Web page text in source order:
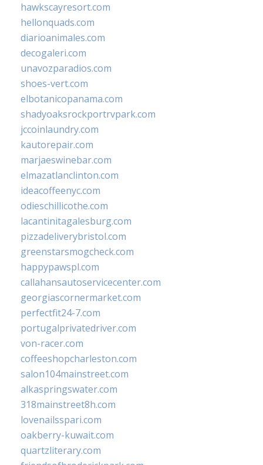
hawkscayresort.com
hellonquads.com
diarioanimales.com
decogaleri.com
unavozparadios.com
shoes-vert.com
elbotanicopanama.com
shadyoaksrockportrvpark.com
jccoinlaundry.com
kautorepair.com
marjaeswinebar.com
elmazatlanclinton.com
ideacoffeenyc.com
odieschillicothe.com
lacantinitagalesburg.com
pizzadeliverybristol.com
greenstarsmogcheck.com
happypawspl.com
callahansautoservicecenter.com
georgiascornermarket.com
perfectfit24-7.com
portugalprivatedriver.com
von-racer.com
coffeeshopcharleston.com
salon104mainstreet.com
alkaspringswater.com
318mainstreet8h.com
lovenailsspari.com
oakberry-kuwait.com
quartzliterary.com